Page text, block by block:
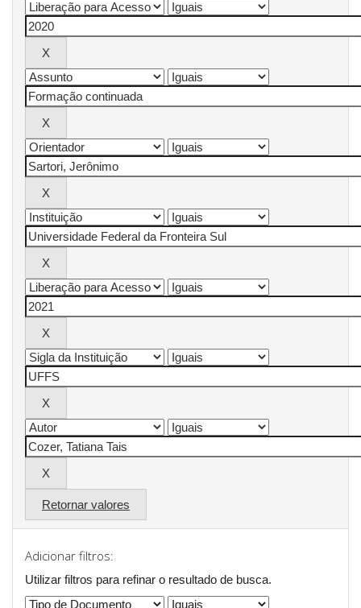
Retornar valores
Adicionar filtros:
Utilizar filtros para refinar o resultado de busca.